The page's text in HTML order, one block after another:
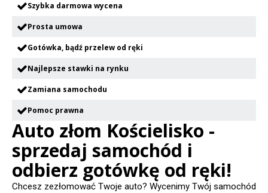
Szybka darmowa wycena
Prosta umowa
Gotówka, bądź przelew od ręki
Najlepsze stawki na rynku
Zamiana samochodu
Pomoc prawna
Auto złom Kościelisko -
sprzedaj samochód i
odbierz gotówkę od ręki!
Chcesz zezłomować Twoje auto? Wycenimy Twój samochód